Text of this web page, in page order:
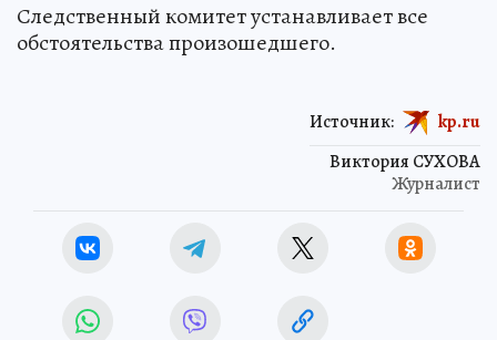
Следственный комитет устанавливает все
обстоятельства произошедшего.
Виктория СУХОВА
Журналист
Источник: kp.ru